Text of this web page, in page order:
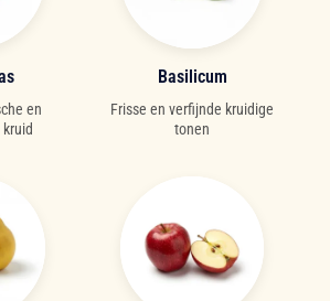
en
Basilicum
Frisse en verfijnde kruidige
tonen